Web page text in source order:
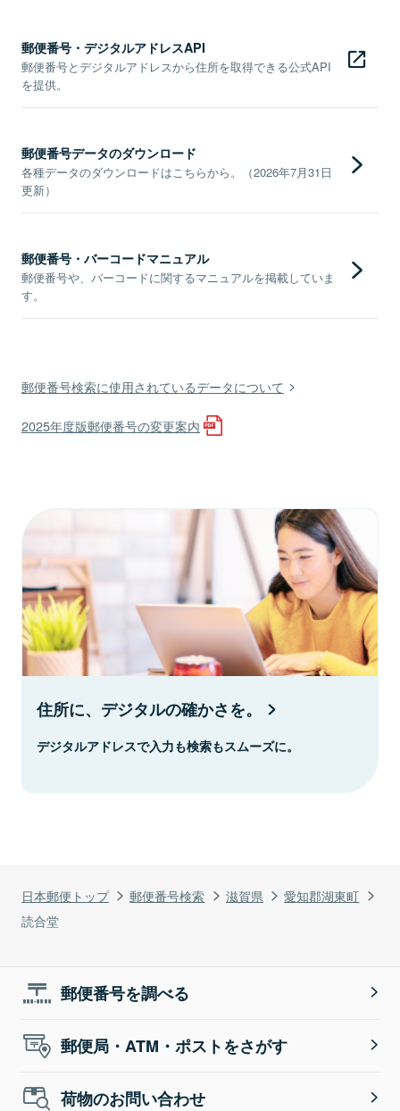
日本郵便トップ 郵便番号検索 滋賀県
愛知郡湖東町
読合堂
郵便番号・デジタルアドレスAPI
郵便番号とデジタルアドレスから住所を取得できる公式API
を提供。
郵便番号データのダウンロード
各種データのダウンロードはこちらから。（2026年7月31日
更新）
郵便番号・バーコードマニュアル
郵便番号や、バーコードに関するマニュアルを掲載していま
す。
郵便番号検索に使用されているデータについて
2025年度版郵便番号の変更案内
住所に、デジタルの確かさを。
デジタルアドレスで入力も検索もスムーズに。
郵便番号を調べる
郵便局・ATM・ポストをさがす
荷物のお問い合わせ